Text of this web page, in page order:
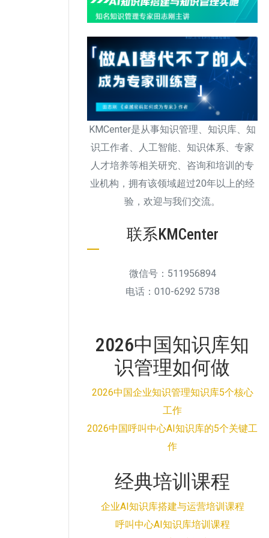
KMCenter是从事知识管理、知识库、知
识工作者、人工智能、知识体系、专家
人才培养等相关研究、咨询和培训的专
业机构，拥有该领域超过20年以上的经
验，欢迎与我们交流。
联系KMCenter
微信号：511956894
电话：010-6292 5738
2026中国知识库知
识管理如何做
2026中国企业知识管理知识库5个核心
工作
2026中国呼叫中心AI知识库的5个关键工
作
经典培训课程
企业AI知识库搭建与运营培训课程
呼叫中心AI知识库培训课程